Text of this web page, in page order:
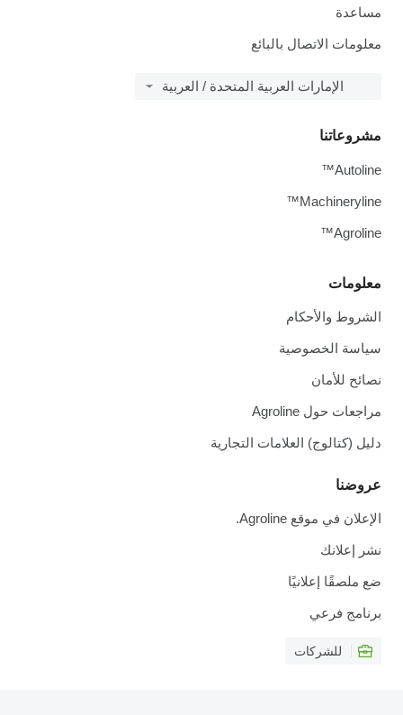
مساعدة
معلومات الاتصال بالبائع
الإمارات العربية المتحدة / العربية
معلومات
الشروط والأحكام
سياسة الخصوصية
نصائح للأمان
مراجعات حول Agroline
دليل (كتالوج) العلامات التجارية
عروضنا
الإعلان في موقع Agroline.
نشر إعلانك
ضع ملصقًا إعلانيًا
برنامج فرعي
للشركات
مشروعاتنا
Autoline™
Machineryline™
Agroline™